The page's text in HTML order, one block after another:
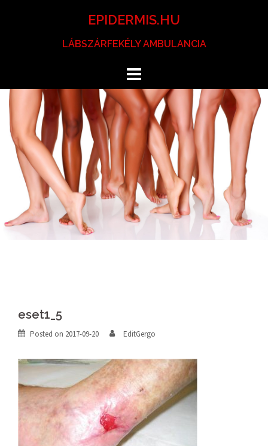
EPIDERMIS.HU
LÁBSZÁRFEKÉLY AMBULANCIA
eset1_5
Posted on 2017-09-20 EditGergo